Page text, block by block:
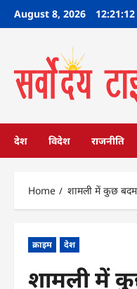
SkipAugust 8, 2026
देश विदेश राजनीति
Home शामली में कुछ
क्राइम देश
शामली में